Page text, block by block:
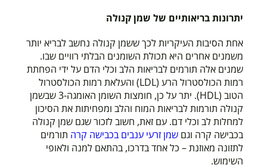
יתרונות בריאותיים של שמן קנולה
אחת הסיבות העיקריות לכך ששמן קנולה נחשב לבריא יותר
משמנים אחרים היא תכולת השומנים הבלתי רוויים שבו.
שמנים אלה תורמים לבריאות הלב וכלי הדם על ידי הפחתת
רמות הכולסטרול הרע (LDL) והעלאת רמות הכולסטרול
הטוב (HDL). יתר על כן, חומצות השומן האומגה-3 שבשמן
קנולה תורמות לבריאות המוח והלב ומפחיתות את הסיכון
למחלות לב וכלי דם. עם זאת, חשוב לזכור שגם שמן קנולה
בכבישה קרה וגם שמן זרעי ענבים בכבישה קרה תורמים
לתזונה מאוזנת – כל אחד בדרכו, בהתאם למנה ולאופי
השימוש.